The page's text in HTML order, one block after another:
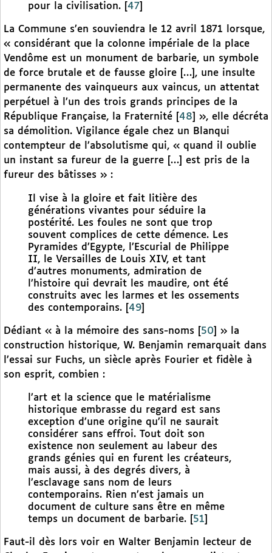
pour la civilisation.
47
La Commune s’en souviendra le 12 avril 1871 lorsque,
« considérant que la colonne impériale de la place
Vendôme est un monument de barbarie, un symbole
de force brutale et de fausse gloire […], une insulte
permanente des vainqueurs aux vaincus, un attentat
perpétuel à l’un des trois grands principes de la
République Française, la Fraternité
48
», elle décréta
sa démolition. Vigilance égale chez un Blanqui
contempteur de l’absolutisme qui, « quand il oublie
un instant sa fureur de la guerre […] est pris de la
fureur des bâtisses » :
Il vise à la gloire et fait litière des
générations vivantes pour séduire la
postérité. Les foules ne sont que trop
souvent complices de cette démence. Les
Pyramides d’Egypte, l’Escurial de Philippe
II, le Versailles de Louis XIV, et tant
d’autres monuments, admiration de
l’histoire qui devrait les maudire, ont été
construits avec les larmes et les ossements
des contemporains.
49
Dédiant « à la mémoire des sans-noms 50
» la
construction historique, W. Benjamin remarquait dans
l’essai sur Fuchs, un siècle après Fourier et fidèle à
son esprit, combien :
l’art et la science que le matérialisme
historique embrasse du regard est sans
exception d’une origine qu’il ne saurait
considérer sans effroi. Tout doit son
existence non seulement au labeur des
grands génies qui en furent les créateurs,
mais aussi, à des degrés divers, à
l’esclavage sans nom de leurs
contemporains. Rien n’est jamais un
document de culture sans être en même
temps un document de barbarie.
51
Faut-il dès lors voir en Walter Benjamin lecteur de